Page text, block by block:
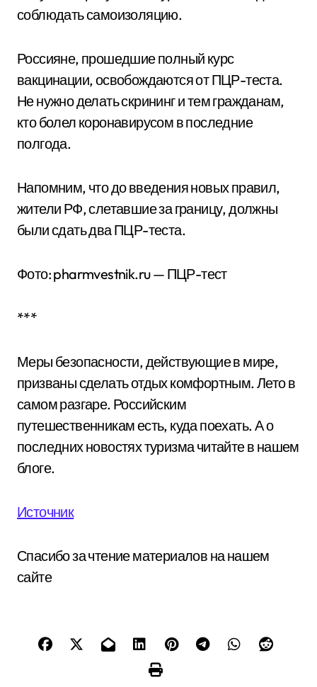
соблюдать самоизоляцию.
Россияне, прошедшие полный курс
вакцинации, освобождаются от ПЦР-теста.
Не нужно делать скрининг и тем гражданам,
кто болел коронавирусом в последние
полгода.
Напомним, что до введения новых правил,
жители РФ, слетавшие за границу, должны
были сдать два ПЦР-теста.
Фото: pharmvestnik.ru — ПЦР-тест
***
Меры безопасности, действующие в мире,
призваны сделать отдых комфортным. Лето в
самом разгаре. Российским
путешественникам есть, куда поехать. А о
последних новостях туризма читайте в нашем
блоге.
Источник
Спасибо за чтение материалов на нашем
сайте